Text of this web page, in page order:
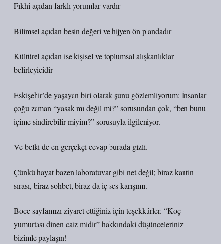
Fıkhi açıdan farklı yorumlar vardır
Bilimsel açıdan besin değeri ve hijyen ön plandadır
Kültürel açıdan ise kişisel ve toplumsal alışkanlıklar
belirleyicidir
Eskişehir’de yaşayan biri olarak şunu gözlemliyorum: İnsanlar
çoğu zaman “yasak mı değil mi?” sorusundan çok, “ben bunu
içime sindirebilir miyim?” sorusuyla ilgileniyor.
Ve belki de en gerçekçi cevap burada gizli.
Çünkü hayat bazen laboratuvar gibi net değil; biraz kantin
sırası, biraz sohbet, biraz da iç ses karışımı.
Boce sayfamızı ziyaret ettiğiniz için teşekkürler. “Koç
yumurtası dinen caiz midir” hakkındaki düşüncelerinizi
bizimle paylaşın!